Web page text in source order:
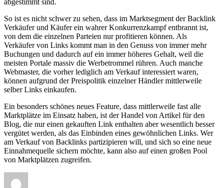
So ist es nicht schwer zu sehen, dass im Marktsegment der Backlink
Verkäufer und Käufer ein wahrer Konkurrenzkampf entbrannt ist,
von dem die einzelnen Parteien nur profitieren können. Als
Verkäufer von Links kommt man in den Genuss von immer mehr
Buchungen und dadurch auf ein immer höheres Gehalt, weil die
meisten Portale massiv die Werbetrommel rühren. Auch manche
Webmaster, die vorher lediglich am Verkauf interessiert waren,
können aufgrund der Preispolitik einzelner Händler mittlerweile
selber Links einkaufen.
Ein besonders schönes neues Feature, dass mittlerweile fast alle
Marktplätze im Einsatz haben, ist der Handel von Artikel für den
Blog, die nur einen gekauften Link enthalten aber wesentlich besser
vergütet werden, als das Einbinden eines gewöhnlichen Links. Wer
am Verkauf von Backlinks partizipieren will, und sich so eine neue
Einnahmequelle sichern möchte, kann also auf einen großen Pool
von Marktplätzen zugreifen.